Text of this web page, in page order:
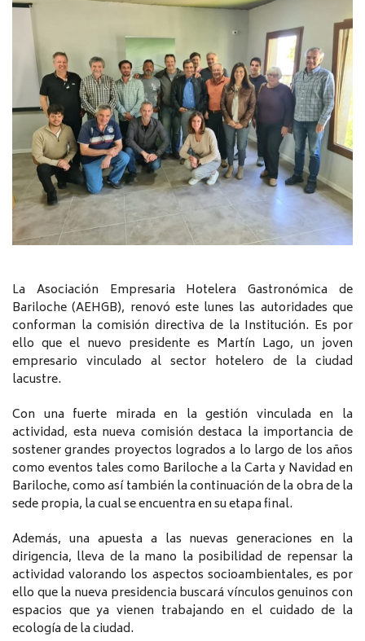
La Asociación Empresaria Hotelera Gastronómica de
Bariloche (AEHGB), renovó este lunes las autoridades que
conforman la comisión directiva de la Institución. Es por
ello que el nuevo presidente es Martín Lago, un joven
empresario vinculado al sector hotelero de la ciudad
lacustre.
Con una fuerte mirada en la gestión vinculada en la
actividad, esta nueva comisión destaca la importancia de
sostener grandes proyectos logrados a lo largo de los años
como eventos tales como Bariloche a la Carta y Navidad en
Bariloche, como así también la continuación de la obra de la
sede propia, la cual se encuentra en su etapa final.
Además, una apuesta a las nuevas generaciones en la
dirigencia, lleva de la mano la posibilidad de repensar la
actividad valorando los aspectos socioambientales, es por
ello que la nueva presidencia buscará vínculos genuinos con
espacios que ya vienen trabajando en el cuidado de la
ecología de la ciudad.